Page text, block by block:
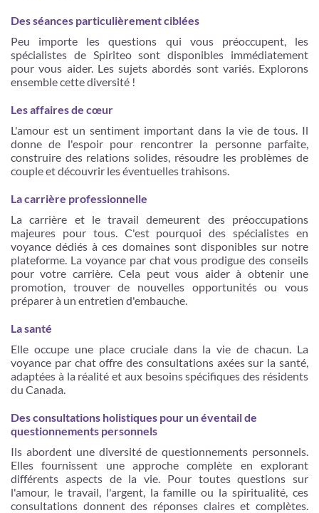
Des séances particulièrement ciblées
Peu importe les questions qui vous préoccupent, les
spécialistes de Spiriteo sont disponibles immédiatement
pour vous aider. Les sujets abordés sont variés. Explorons
ensemble cette diversité !
Les affaires de cœur
L'amour est un sentiment important dans la vie de tous. Il
donne de l'espoir pour rencontrer la personne parfaite,
construire des relations solides, résoudre les problèmes de
couple et découvrir les éventuelles trahisons.
La carrière professionnelle
La carrière et le travail demeurent des préoccupations
majeures pour tous. C'est pourquoi des spécialistes en
voyance dédiés à ces domaines sont disponibles sur notre
plateforme. La voyance par chat vous prodigue des conseils
pour votre carrière. Cela peut vous aider à obtenir une
promotion, trouver de nouvelles opportunités ou vous
préparer à un entretien d'embauche.
La santé
Elle occupe une place cruciale dans la vie de chacun. La
voyance par chat offre des consultations axées sur la santé,
adaptées à la réalité et aux besoins spécifiques des résidents
du Canada.
Des consultations holistiques pour un éventail de
questionnements personnels
Ils abordent une diversité de questionnements personnels.
Elles fournissent une approche complète en explorant
différents aspects de la vie. Pour toutes questions sur
l'amour, le travail, l'argent, la famille ou la spiritualité, ces
consultations donnent des réponses claires et complètes.